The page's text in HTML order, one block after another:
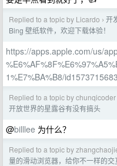
Replied to a topic by Licardo › 开
Bing 壁纸软件，欢迎下载体验！
https://apps.apple.com/us/
1%E7%BA%B8/
Replied to a topic by chunqicoder
开放世界的星露谷有没有搞头
@billlee 为什么？
Replied to a topic by
量的滑动浏览器，给你不一样的交